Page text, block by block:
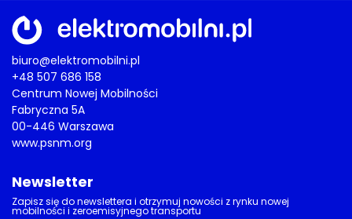
biuro@elektromobilni.pl
+48 507 686 158
Centrum Nowej Mobilności
Fabryczna 5A
00-446 Warszawa
www.psnm.org
Newsletter
Zapisz się do newslettera i otrzymuj nowości z rynku nowej
mobilności i zeroemisyjnego transportu